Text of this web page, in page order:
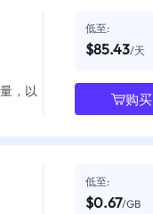
，以
低至:
$85.43/天
购买
低至:
$0.67/GB